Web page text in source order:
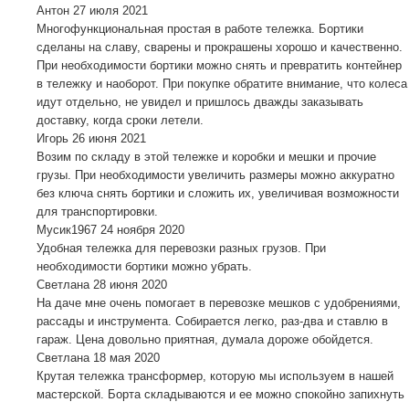
Антон 27 июля 2021
Многофункциональная простая в работе тележка. Бортики
сделаны на славу, сварены и прокрашены хорошо и качественно.
При необходимости бортики можно снять и превратить контейнер
в тележку и наоборот. При покупке обратите внимание, что колеса
идут отдельно, не увидел и пришлось дважды заказывать
доставку, когда сроки летели.
Игорь 26 июня 2021
Возим по складу в этой тележке и коробки и мешки и прочие
грузы. При необходимости увеличить размеры можно аккуратно
без ключа снять бортики и сложить их, увеличивая возможности
для транспортировки.
Мусик1967 24 ноября 2020
Удобная тележка для перевозки разных грузов. При
необходимости бортики можно убрать.
Светлана 28 июня 2020
На даче мне очень помогает в перевозке мешков с удобрениями,
рассады и инструмента. Собирается легко, раз-два и ставлю в
гараж. Цена довольно приятная, думала дороже обойдется.
Светлана 18 мая 2020
Крутая тележка трансформер, которую мы используем в нашей
мастерской. Борта складываются и ее можно спокойно запихнуть